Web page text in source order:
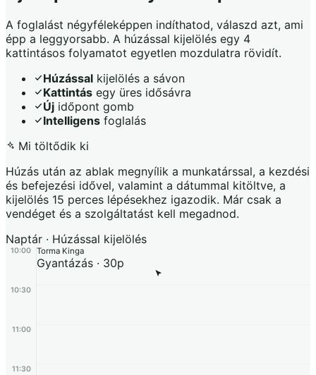
A foglalást négyféleképpen indíthatod, válaszd azt, ami
épp a leggyorsabb. A húzással kijelölés egy 4
kattintásos folyamatot egyetlen mozdulatra rövidít.
Húzással kijelölés a sávon
Kattintás egy üres idősávra
Új időpont gomb
Intelligens foglalás
Mi töltődik ki
Húzás után az ablak megnyílik a munkatárssal, a kezdési
és befejezési idővel, valamint a dátummal kitöltve, a
kijelölés 15 perces lépésekhez igazodik. Már csak a
vendéget és a szolgáltatást kell megadnod.
Naptár · Húzással kijelölés
10:00
10:30
11:00
11:30
Torma Kinga
Gyantázás · 30p